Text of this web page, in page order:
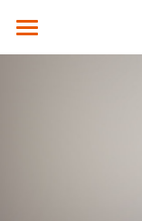
SGUOTECH